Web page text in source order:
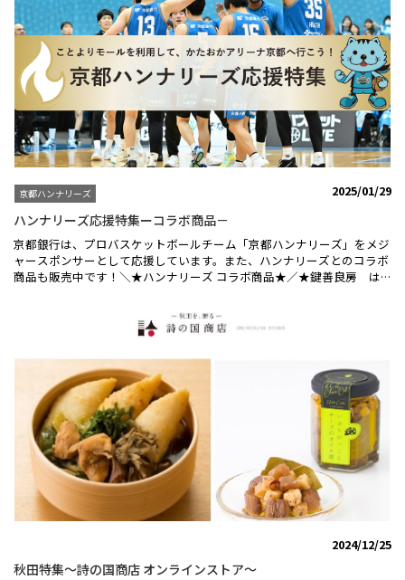
京都ハンナリーズ 2025/01/29
ハンナリーズ応援特集ーコラボ商品－
京都銀行は、プロバスケットボールチーム「京都ハンナリーズ」をメジ
ャースポンサーとして応援しています。また、ハンナリーズとのコラボ
商品も販売中です！＼★ハンナリーズ コラボ商品★／★鍵善良房 は
ームマスコットの「はんニャリン」をモチーフにした和三盆を作りまし
た！日本で作られる伝統的な砂糖「和三盆」で作られたオリジナルのお
菓子「はんニャリン和三盆」♪見た目の可愛さだけでなく、上品な甘
さ、口溶けの良さを是非お楽しみください！京都ハンナリーズ京せんべ
い（抹茶クリーム）はこちら★ASOBI - 京都ハンナリーズ
COLLABORATION LABEL ビール 6本セット★ASOBIビールは、京都府与
謝野町のホップを贅沢に使用した飲みやすいペールエールです。京都府
与謝野産ホップが演出するみずみずしい味わい、華やかな香り、キリッ
とした苦み、モルトのコクとのバランスが良いのが特徴。
2024/12/25
秋田特集～詩の国商店 オンラインストア～